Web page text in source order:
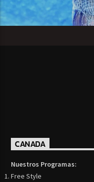
CANADA
Nuestros Programas:
Free Style